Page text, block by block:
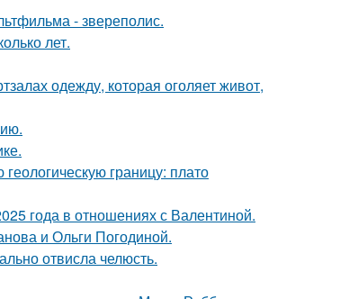
- звереполис.
лет.
одежду, которая оголяет живот,
границу: плато
года в отношениях с Валентиной.
и Ольги Погодиной.
отвисла челюсть.